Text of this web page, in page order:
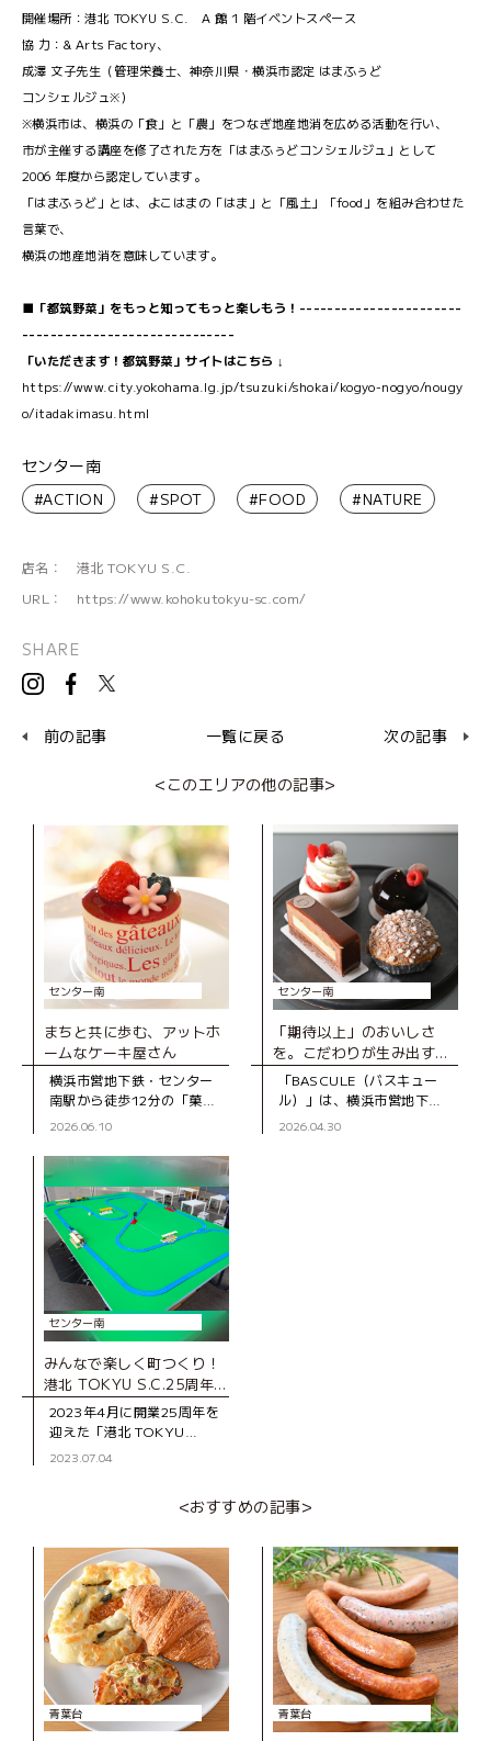
開催場所：港北 TOKYU S.C. A 館 1 階イベントスペース
協 力：& Arts Factory、
成澤 文子先生（管理栄養士、神奈川県・横浜市認定 はまふぅど
コンシェルジュ※）
※横浜市は、横浜の「食」と「農」をつなぎ地産地消を広める活動を行い、
市が主催する講座を修了された方を「はまふぅどコンシェルジュ」として
2006 年度から認定しています。
「はまふぅど」とは、よこはまの「はま」と「風土」「food」を組み合わせた
言葉で、
横浜の地産地消を意味しています。
■「都筑野菜」をもっと知ってもっと楽しもう！-----------------------
------------------------------
「いただきます！都筑野菜」サイトはこちら ↓
https://www.city.yokohama.lg.jp/tsuzuki/shokai/kogyo-nogyo/nougy
o/itadakimasu.html
センター南
#ACTION #SPOT #FOOD #NATURE
店名：
港北 TOKYU S.C.
URL：
https://www.kohokutokyu-sc.com/
SHARE
前の記事 一覧に戻る 次の記事
<このエリアの他の記事>
センター南
まちと共に歩む、アットホ
ームなケーキ屋さん
横浜市営地下鉄・センター
南駅から徒歩12分の「菓子
工房スグーリ」は、パティ
が家族で営む洋菓子店で
す。お店がオープンしたの
は、センター南駅
2026.06.10
センター南
「期待以上」のおいしさ
を。こだわりが生み出す、
とびきりのスイーツ
「BASCULE（バスキュー
ル）」は、横浜市営地下
鉄・センター南駅から徒歩3
2026.04.30
センター南
みんなで楽しく町つくり！
港北 TOKYU S.C.25周年記
念イベント「ぼくとわたし
の町つくり」レポート
2023年4月に開業25周年を
迎えた「港北 TOKYU
S.C.」。アニバーサリーイ
わたしの町つくり」が開催
2023.07.04
<おすすめの記事>
青葉台 青葉台